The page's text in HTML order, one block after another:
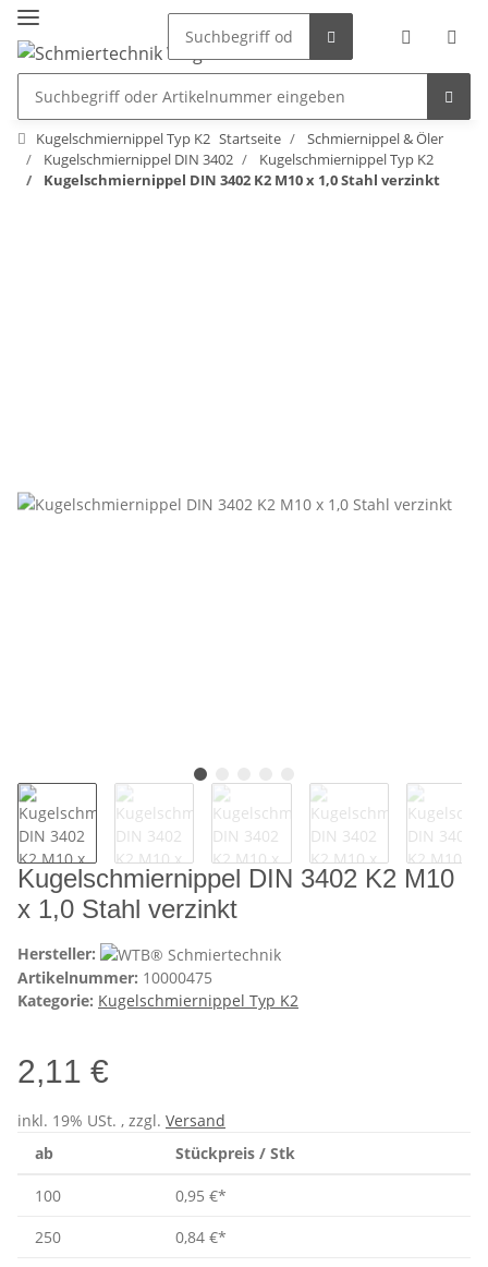
Kugelschmiernippel Typ K2 Startseite
Schmiernippel & Öler
Kugelschmiernippel DIN 3402
Kugelschmiernippel Typ K2
Kugelschmiernippel DIN 3402 K2 M10 x 1,0 Stahl verzinkt
Kugelschmiernippel DIN 3402 K2 M10
x 1,0 Stahl verzinkt
Hersteller:
Artikelnummer: 10000475
Kategorie: Kugelschmiernippel Typ K2
2,11 €
inkl. 19% USt. , zzgl. Versand
ab
Stückpreis / Stk
100 0,95 €*
250
0,84 €*